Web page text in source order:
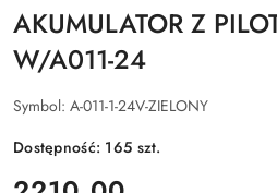
AKUMULATOR Z
W/A011-24
Symbol: A-011-1-24V-ZIELONY
Dostępność: 165 szt.